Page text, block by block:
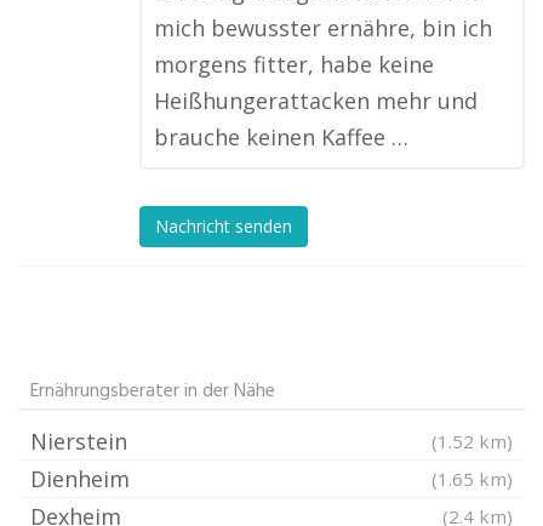
mich bewusster ernähre, bin ich
morgens fitter, habe keine
Heißhungerattacken mehr und
brauche keinen Kaffee …
Nachricht senden
Ernährungsberater in der Nähe
Nierstein (1.52 km)
Dienheim (1.65 km)
Dexheim (2.4 km)